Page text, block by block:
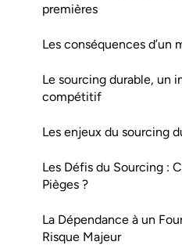
premières
Les conséquences d’un
Le sourcing durable, un
compétitif
Les enjeux du sourcing
Les Défis du Sourcing :
Pièges ?
La Dépendance à un
Risque Majeur